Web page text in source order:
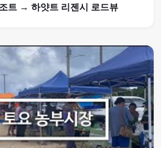
트 → 하얏트 리젠시 로드뷰